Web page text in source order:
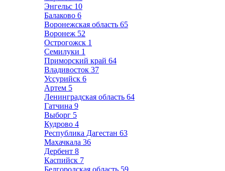
Энгельс 10
Балаково 6
Воронежская область 65
Воронеж 52
Острогожск 1
Семилуки 1
Приморский край 64
Владивосток 37
Уссурийск 6
Артем 5
Ленинградская область 64
Гатчина 9
Выборг 5
Кудрово 4
Республика Дагестан 63
Махачкала 36
Дербент 8
Каспийск 7
Белгородская область 59